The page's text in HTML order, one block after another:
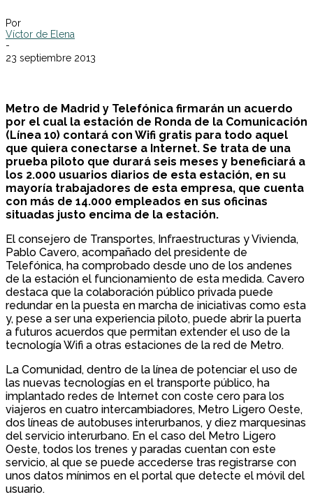
Por
Víctor de Elena
-
23 septiembre 2013
Metro de Madrid y Telefónica firmarán un acuerdo
por el cual la estación de Ronda de la Comunicación
(Línea 10) contará con Wifi gratis para todo aquel
que quiera conectarse a Internet. Se trata de una
prueba piloto que durará seis meses y beneficiará a
los 2.000 usuarios diarios de esta estación, en su
mayoría trabajadores de esta empresa, que cuenta
con más de 14.000 empleados en sus oficinas
situadas justo encima de la estación.
El consejero de Transportes, Infraestructuras y Vivienda,
Pablo Cavero, acompañado del presidente de
Telefónica, ha comprobado desde uno de los andenes
de la estación el funcionamiento de esta medida. Cavero
destaca que la colaboración público privada puede
redundar en la puesta en marcha de iniciativas como esta
y, pese a ser una experiencia piloto, puede abrir la puerta
a futuros acuerdos que permitan extender el uso de la
tecnología Wifi a otras estaciones de la red de Metro.
La Comunidad, dentro de la línea de potenciar el uso de
las nuevas tecnologías en el transporte público, ha
implantado redes de Internet con coste cero para los
viajeros en cuatro intercambiadores, Metro Ligero Oeste,
dos líneas de autobuses interurbanos, y diez marquesinas
del servicio interurbano. En el caso del Metro Ligero
Oeste, todos los trenes y paradas cuentan con este
servicio, al que se puede accederse tras registrarse con
unos datos mínimos en el portal que detecte el móvil del
usuario.